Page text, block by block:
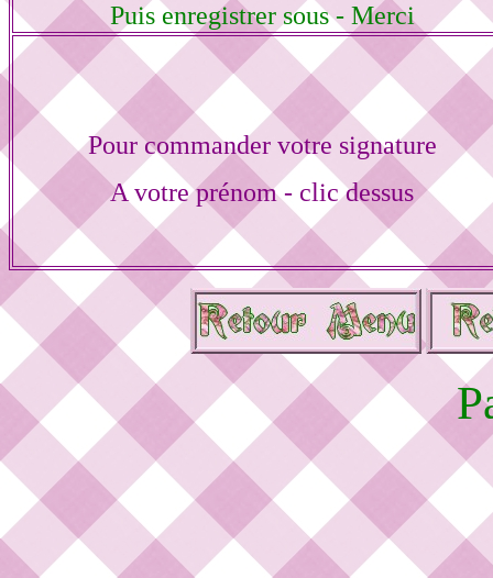
Puis enregistrer sous - Merci
Pour commander votre signature
A votre prénom - clic dessus